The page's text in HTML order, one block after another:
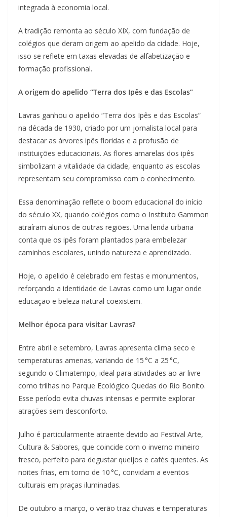
integrada à economia local.
A tradição remonta ao século XIX, com fundação de
colégios que deram origem ao apelido da cidade. Hoje,
isso se reflete em taxas elevadas de alfabetização e
formação profissional.
A origem do apelido “Terra dos Ipês e das Escolas”
Lavras ganhou o apelido “Terra dos Ipês e das Escolas”
na década de 1930, criado por um jornalista local para
destacar as árvores ipês floridas e a profusão de
instituições educacionais. As flores amarelas dos ipês
simbolizam a vitalidade da cidade, enquanto as escolas
representam seu compromisso com o conhecimento.
Essa denominação reflete o boom educacional do início
do século XX, quando colégios como o Instituto Gammon
atraíram alunos de outras regiões. Uma lenda urbana
conta que os ipês foram plantados para embelezar
caminhos escolares, unindo natureza e aprendizado.
Hoje, o apelido é celebrado em festas e monumentos,
reforçando a identidade de Lavras como um lugar onde
educação e beleza natural coexistem.
Melhor época para visitar Lavras?
Entre abril e setembro, Lavras apresenta clima seco e
temperaturas amenas, variando de 15 °C a 25 °C,
segundo o Climatempo, ideal para atividades ao ar livre
como trilhas no Parque Ecológico Quedas do Rio Bonito.
Esse período evita chuvas intensas e permite explorar
atrações sem desconforto.
Julho é particularmente atraente devido ao Festival Arte,
Cultura & Sabores, que coincide com o inverno mineiro
fresco, perfeito para degustar queijos e cafés quentes. As
noites frias, em torno de 10 °C, convidam a eventos
culturais em praças iluminadas.
De outubro a março, o verão traz chuvas e temperaturas